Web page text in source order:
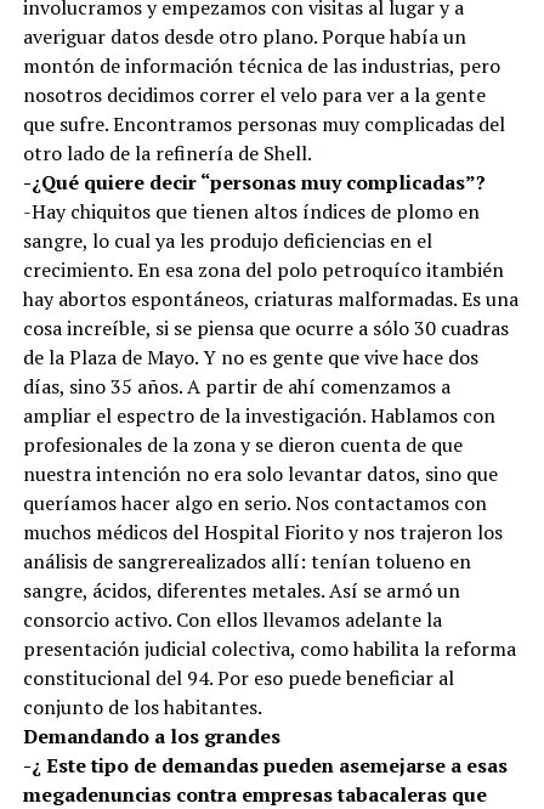
involucramos y empezamos con visitas al lugar y a
averiguar datos desde otro plano. Porque había un
montón de información técnica de las industrias, pero
nosotros decidimos correr el velo para ver a la gente
que sufre. Encontramos personas muy complicadas del
otro lado de la refinería de Shell.
-¿Qué quiere decir “personas muy complicadas”?
-Hay chiquitos que tienen altos índices de plomo en
sangre, lo cual ya les produjo deficiencias en el
crecimiento. En esa zona del polo petroquíco itambién
hay abortos espontáneos, criaturas malformadas. Es una
cosa increíble, si se piensa que ocurre a sólo 30 cuadras
de la Plaza de Mayo. Y no es gente que vive hace dos
días, sino 35 años. A partir de ahí comenzamos a
ampliar el espectro de la investigación. Hablamos con
profesionales de la zona y se dieron cuenta de que
nuestra intención no era solo levantar datos, sino que
queríamos hacer algo en serio. Nos contactamos con
muchos médicos del Hospital Fiorito y nos trajeron los
análisis de sangrerealizados allí: tenían tolueno en
sangre, ácidos, diferentes metales. Así se armó un
consorcio activo. Con ellos llevamos adelante la
presentación judicial colectiva, como habilita la reforma
constitucional del 94. Por eso puede beneficiar al
conjunto de los habitantes.
Demandando a los grandes
-¿ Este tipo de demandas pueden asemejarse a esas
megadenuncias contra empresas tabacaleras que